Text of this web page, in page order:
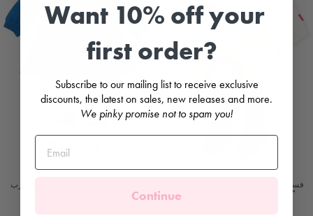
فستان "إميلي" الملكي الأزرق مع جوارب
فستان سويت شيرت ريترو متعدد الألوان
مع جوارب طويلة من تصميم "أودري"
Want 10% off your
first order?
Subscribe to our mailing list to receive exclusive
discounts, the latest on sales, new releases and more.
We pinky promise not to spam you!
Continue